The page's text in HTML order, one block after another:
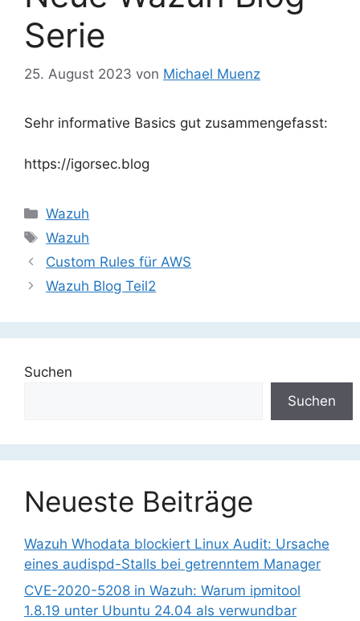
Serie
25. August 2023 von Michael Muenz
Sehr informative Basics gut zusammengefasst:
https://igorsec.blog
Kategorien
Wazuh
Schlagwörter
Wazuh
Custom Rules für AWS
Wazuh Blog Teil2
Suchen
Suchen
Neueste Beiträge
Wazuh Whodata blockiert Linux Audit: Ursache
eines audispd-Stalls bei getrenntem Manager
CVE-2020-5208 in Wazuh: Warum ipmitool
1.8.19 unter Ubuntu 24.04 als verwundbar